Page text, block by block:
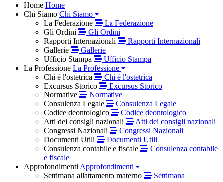
Home Home
Chi Siamo Chi Siamo
La Federazione
La Federazione
Gli Ordini
Gli Ordini
Rapporti Internazionali
Rapporti Internazionali
Gallerie
Gallerie
Ufficio Stampa
Ufficio Stampa
La Professione La Professione
Chi è l'ostetrica
Chi è l'ostetrica
Excursus Storico
Excursus Storico
Normative
Normative
Consulenza Legale
Consulenza Legale
Codice deontologico
Codice deontologico
Atti dei consigli nazionali
Atti dei consigli nazionali
Congressi Nazionali
Congressi Nazionali
Documenti Utili
Documenti Utili
Consulenza contabile e fiscale
Consulenza contabile
e fiscale
Approfondimenti Approfondimenti
Settimana allattamento materno
Settimana